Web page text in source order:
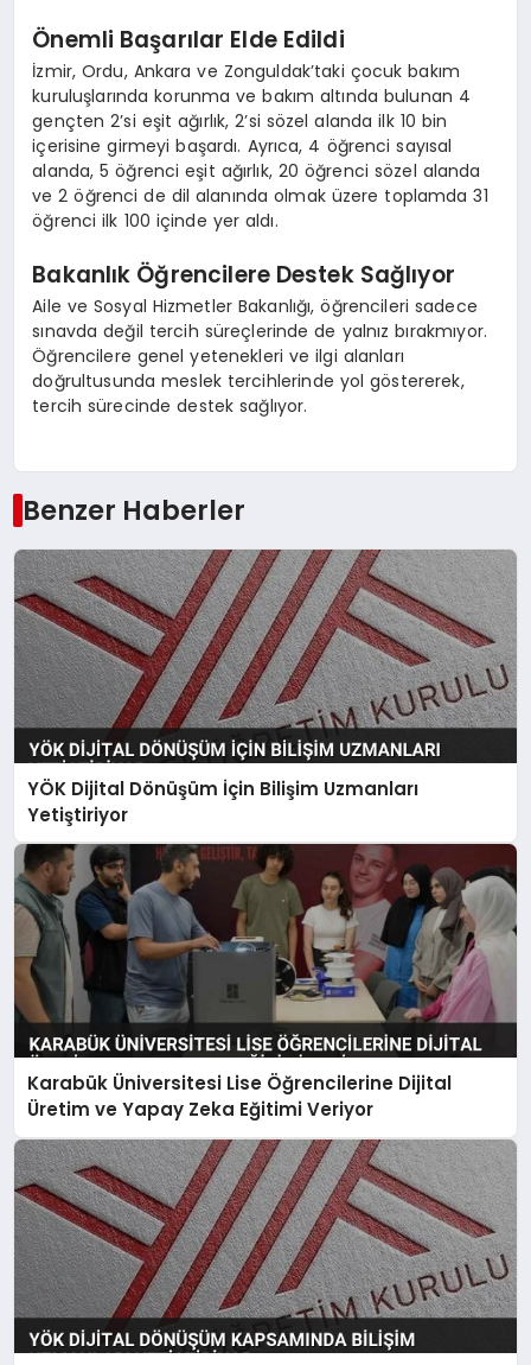
Önemli Başarılar Elde Edildi
İzmir, Ordu, Ankara ve Zonguldak’taki çocuk bakım
kuruluşlarında korunma ve bakım altında bulunan 4
gençten 2’si eşit ağırlık, 2’si sözel alanda ilk 10 bin
içerisine girmeyi başardı. Ayrıca, 4 öğrenci sayısal
alanda, 5 öğrenci eşit ağırlık, 20 öğrenci sözel alanda
ve 2 öğrenci de dil alanında olmak üzere toplamda 31
öğrenci ilk 100 içinde yer aldı.
Bakanlık Öğrencilere Destek Sağlıyor
Aile ve Sosyal Hizmetler Bakanlığı, öğrencileri sadece
sınavda değil tercih süreçlerinde de yalnız bırakmıyor.
Öğrencilere genel yetenekleri ve ilgi alanları
doğrultusunda meslek tercihlerinde yol göstererek,
tercih sürecinde destek sağlıyor.
Benzer Haberler
YÖK Dijital Dönüşüm İçin Bilişim Uzmanları
Yetiştiriyor
Karabük Üniversitesi Lise Öğrencilerine Dijital
Üretim ve Yapay Zeka Eğitimi Veriyor